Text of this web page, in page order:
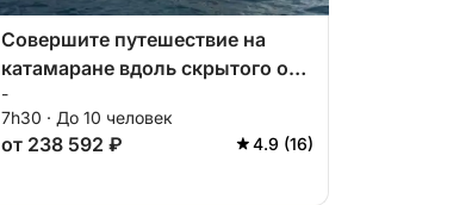
Совершите путешествие на
катамаране вдоль скрытого от
посторонних глаз живописного
побережья Кальяри.
-
7h30 · До 10 человек
от 238 592 ₽ 4.9 (16)